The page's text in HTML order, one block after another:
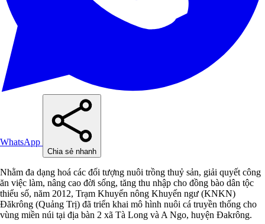
WhatsApp
Chia sẻ nhanh
Nhằm đa dạng hoá các đối tượng nuôi trồng thuỷ sản, giải quyết công
ăn việc làm, nâng cao đời sống, tăng thu nhập cho đồng bào dân tộc
thiểu số, năm 2012, Trạm Khuyến nông Khuyến ngư (KNKN)
Đăkrông (Quảng Trị) đã triển khai mô hình nuôi cá truyền thống cho
vùng miền núi tại địa bàn 2 xã Tà Long và A Ngo, huyện Đakrông.